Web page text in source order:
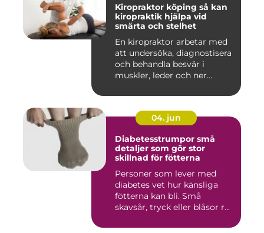
Kiropraktor köping så kan
kiropraktik hjälpa vid
smärta och stelhet
En kiropraktor arbetar med
att undersöka, diagnostisera
och behandla besvär i
muskler, leder och ner...
04. jun
Diabetesstrumpor små
detaljer som gör stor
skillnad för fötterna
Personer som lever med
diabetes vet hur känsliga
fötterna kan bli. Små
skavsår, tryck eller blåsor r...